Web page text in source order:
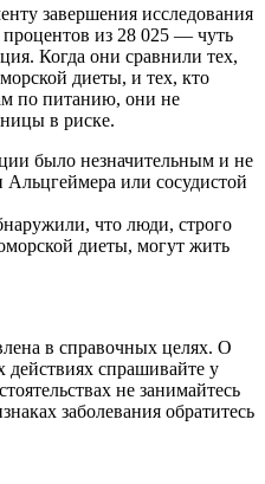
завершения исследования
из 28 025 — чуть
Когда они сравнили тех,
диеты, и тех, кто
по питанию, они не
в риске.
было незначительным и не
Альцгеймера или сосудистой
что люди, строго
диеты, могут жить
в справочных целях. О
спрашивайте у
не занимайтесь
заболевания обратитесь